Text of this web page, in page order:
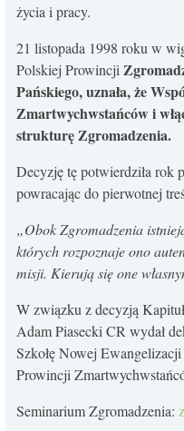
życia i pracy.
21 listopada 1998 roku w
Polskiej Prowincji
Pańskiego, uznała, że
Zmartwychwstańców i
strukturę Zgromadzenia.
Decyzję tę potwierdziła rok
powracając do pierwotnej
„Obok Zgromadzenia
których rozpoznaje ono
misji. Kierują się one
W związku z decyzją
Adam Piasecki CR wydał
Szkołę Nowej
Prowincji
Seminarium Zgromadzenia: